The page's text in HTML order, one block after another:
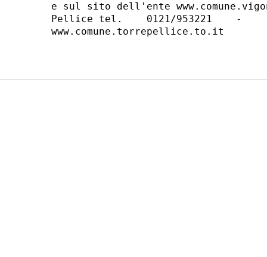
e sul sito dell'ente
Pellice tel.    0121/953221    -
www.comune.torrepellice.to.it